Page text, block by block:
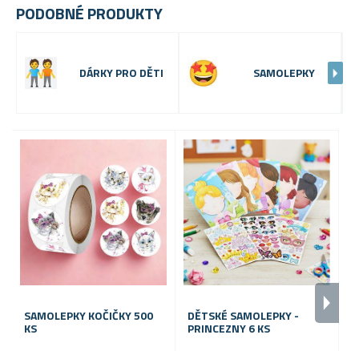
PODOBNÉ PRODUKTY
DÁRKY PRO DĚTI SAMOLEPKY
SAMOLEPKY KOČIČKY 500
KS
DĚTSKÉ SAMOLEPKY -
PRINCEZNY 6 KS